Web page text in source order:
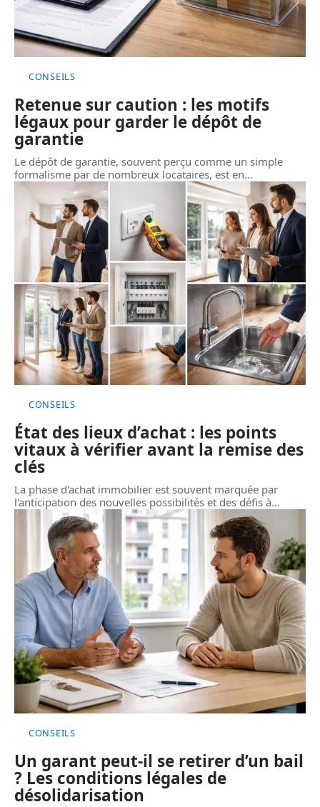
CONSEILS
Retenue sur caution : les motifs
légaux pour garder le dépôt de
garantie
Le dépôt de garantie, souvent perçu comme un simple
formalisme par de nombreux locataires, est en…
CONSEILS
État des lieux d’achat : les points
vitaux à vérifier avant la remise des
clés
La phase d'achat immobilier est souvent marquée par
l'anticipation des nouvelles possibilités et des défis à…
CONSEILS
Un garant peut-il se retirer d’un bail
? Les conditions légales de
désolidarisation